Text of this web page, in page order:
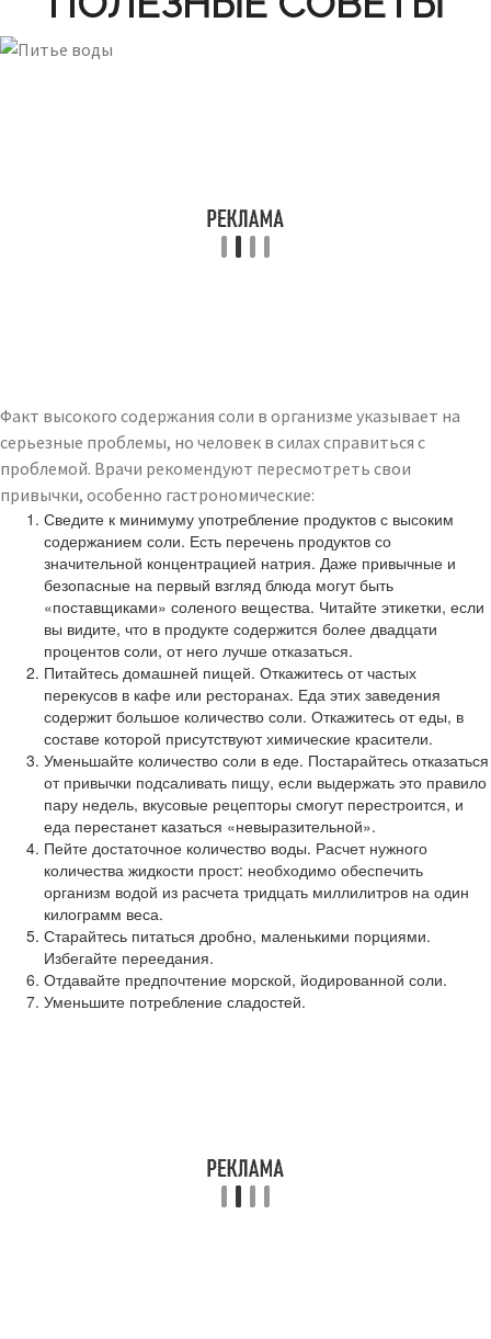
Факт высокого содержания соли в организме указывает на
серьезные проблемы, но человек в силах справиться с
проблемой. Врачи рекомендуют пересмотреть свои
привычки, особенно гастрономические:
Сведите к минимуму употребление продуктов с высоким
содержанием соли. Есть перечень продуктов со
значительной концентрацией натрия. Даже привычные и
безопасные на первый взгляд блюда могут быть
«поставщиками» соленого вещества. Читайте этикетки, если
вы видите, что в продукте содержится более двадцати
процентов соли, от него лучше отказаться.
Питайтесь домашней пищей. Откажитесь от частых
перекусов в кафе или ресторанах. Еда этих заведения
содержит большое количество соли. Откажитесь от еды, в
составе которой присутствуют химические красители.
Уменьшайте количество соли в еде. Постарайтесь отказаться
от привычки подсаливать пищу, если выдержать это правило
пару недель, вкусовые рецепторы смогут перестроится, и
еда перестанет казаться «невыразительной».
Пейте достаточное количество воды. Расчет нужного
количества жидкости прост: необходимо обеспечить
организм водой из расчета тридцать миллилитров на один
килограмм веса.
Старайтесь питаться дробно, маленькими порциями.
Избегайте переедания.
Отдавайте предпочтение морской, йодированной соли.
Уменьшите потребление сладостей.